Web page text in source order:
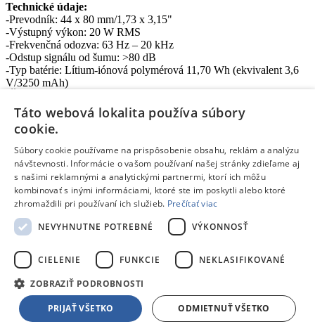
Technické údaje:
-Prevodník: 44 x 80 mm/1,73 x 3,15"
-Výstupný výkon: 20 W RMS
-Frekvenčná odozva: 63 Hz – 20 kHz
-Odstup signálu od šumu: >80 dB
-Typ batérie: Lítium-iónová polymérová 11,70 Wh (ekvivalent 3,6
V/3250 mAh)
-Čas prehrávania hudby: až 10 hodín (závislosti od úrovne hlasitosti
a audio obsahu)
-Typ kábla: USB – C nabíjací kábel
-Dĺžka kábla: 1200 mm
Bezdrôtové pripojenie
-Bluetooth® verzia: 5.1
-Bluetooth® profil: A2DP 1.3, AVRCP 1.6
-Frekvenčný rozsah Bluetooth® vysielača: 2400 MHz – 2483,5
MHz
-Výkon Bluetooth® vysielača: ≤9 dBm (EIRP)
Rozmery produktu
-Rozmery (Š x V x H): 175 x 68 x 70 mm
-Čistá hmotnosť: 0,52 kg
Rozmery balenia
Táto webová lokalita používa súbory
cookie.
Súbory cookie používame na prispôsobenie obsahu, reklám a analýzu
návštevnosti. Informácie o vašom používaní našej stránky zdieľame aj
s našimi reklamnými a analytickými partnermi, ktorí ich môžu
kombinovať s inými informáciami, ktoré ste im poskytli alebo ktoré
zhromaždili pri používaní ich služieb. Prečítať viac
NEVYHNUTNE POTREBNÉ
VÝKONNOSŤ
CIELENIE FUNKCIE NEKLASIFIKOVANÉ
ZOBRAZIŤ PODROBNOSTI
PRIJAŤ VŠETKO ODMIETNUŤ VŠETKO